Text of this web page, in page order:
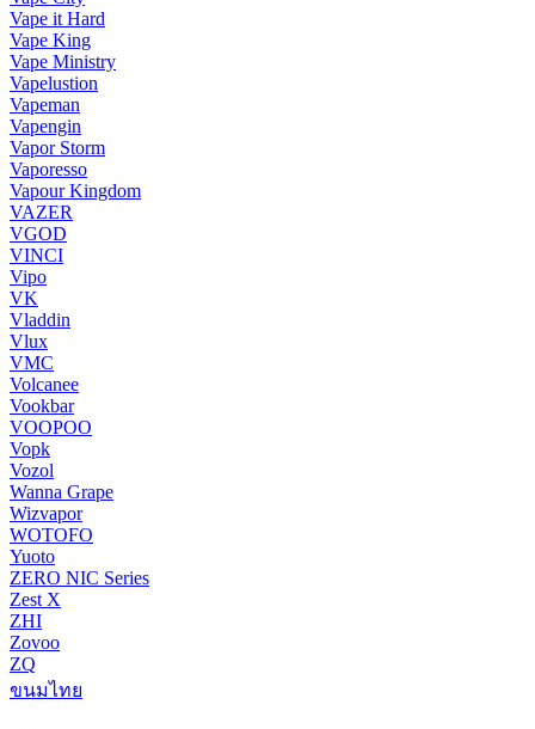
Vape it Hard
Vape King
Vape Ministry
Vapelustion
Vapeman
Vapengin
Vapor Storm
Vaporesso
Vapour Kingdom
VAZER
VGOD
VINCI
Vipo
VK
Vladdin
Vlux
VMC
Volcanee
Vookbar
VOOPOO
Vopk
Vozol
Wanna Grape
Wizvapor
WOTOFO
Yuoto
ZERO NIC Series
Zest X
ZHI
Zovoo
ZQ
ขนมไทย